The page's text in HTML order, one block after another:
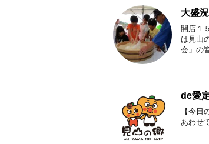
大盛
開店１
は見山
会」の
de愛
【今
あわせ